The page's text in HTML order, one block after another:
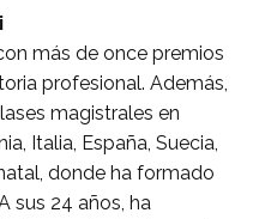
más de once premios
profesional. Además,
magistrales en
Italia, España, Suecia,
donde ha formado
sus 24 años, ha